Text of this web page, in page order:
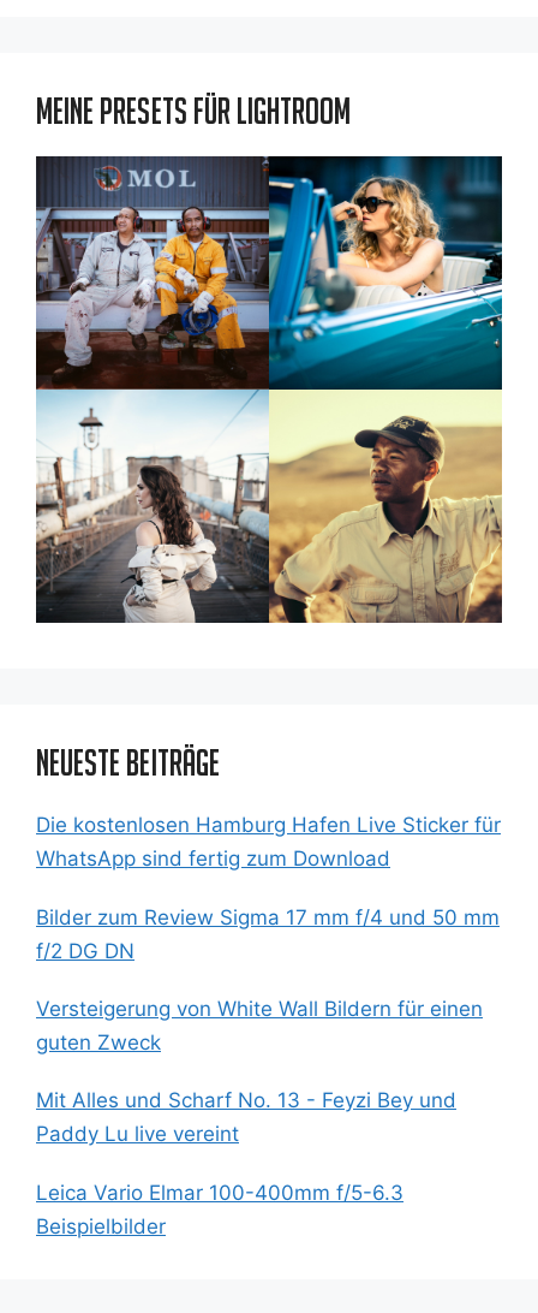
Meine Presets für Lightroom
Neueste Beiträge
Die kostenlosen Hamburg Hafen Live Sticker für
WhatsApp sind fertig zum Download
Bilder zum Review Sigma 17 mm f/4 und 50 mm
f/2 DG DN
Versteigerung von White Wall Bildern für einen
guten Zweck
Mit Alles und Scharf No. 13 - Feyzi Bey und
Paddy Lu live vereint
Leica Vario Elmar 100-400mm f/5-6.3
Beispielbilder